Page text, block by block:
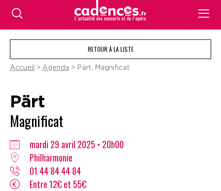
RETOUR À LA LISTE
Accueil > Agenda > Pärt, Magnificat
Pärt
Magnificat
mardi 29 avril 2025 • 20h00
Philharmonie
01 44 84 44 84
Entre 12€ et 55€